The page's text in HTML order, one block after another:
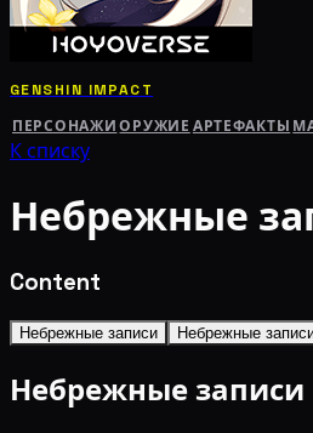
GENSHIN IMPACT
ПЕРСОНАЖИ ОРУЖИЕ АРТЕФАКТЫ
К списку
Небрежные
Content
Небрежные записи Небрежные
Небрежные записи